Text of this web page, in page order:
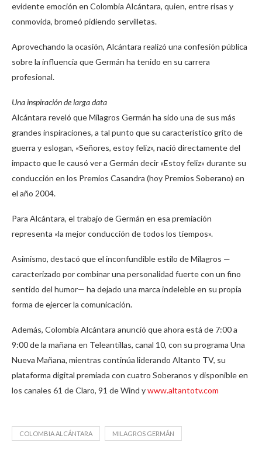
evidente emoción en Colombia Alcántara, quien, entre risas y
conmovida, bromeó pidiendo servilletas.
Aprovechando la ocasión, Alcántara realizó una confesión pública
sobre la influencia que Germán ha tenido en su carrera
profesional.
Una inspiración de larga data
Alcántara reveló que Milagros Germán ha sido una de sus más
grandes inspiraciones, a tal punto que su característico grito de
guerra y eslogan, «Señores, estoy feliz», nació directamente del
impacto que le causó ver a Germán decir «Estoy feliz» durante su
conducción en los Premios Casandra (hoy Premios Soberano) en
el año 2004.
Para Alcántara, el trabajo de Germán en esa premiación
representa «la mejor conducción de todos los tiempos».
Asimismo, destacó que el inconfundible estilo de Milagros —
caracterizado por combinar una personalidad fuerte con un fino
sentido del humor— ha dejado una marca indeleble en su propia
forma de ejercer la comunicación.
Además, Colombia Alcántara anunció que ahora está de 7:00 a
9:00 de la mañana en Teleantillas, canal 10, con su programa Una
Nueva Mañana, mientras continúa liderando Altanto TV, su
plataforma digital premiada con cuatro Soberanos y disponible en
los canales 61 de Claro, 91 de Wind ywww.altantotv.com
COLOMBIA ALCÁNTARA MILAGROS GERMÁN